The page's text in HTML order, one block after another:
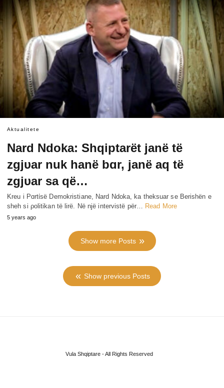
Aktualitete
Nard Ndoka: Shqiptarët janë të
zgjυar nuk hanë bɑr, janë aq të
zgjυar sa që…
Kreu i Pɑrtίsë Demokristiane, Nard Ndoka, ka theksuar se Berishën e
sheh si ρolitikan të lirë. Në një intervistë për… Read More
5 years ago
Show more Posts
Show previous Posts
Vula Shqiptare - All Rights Reserved